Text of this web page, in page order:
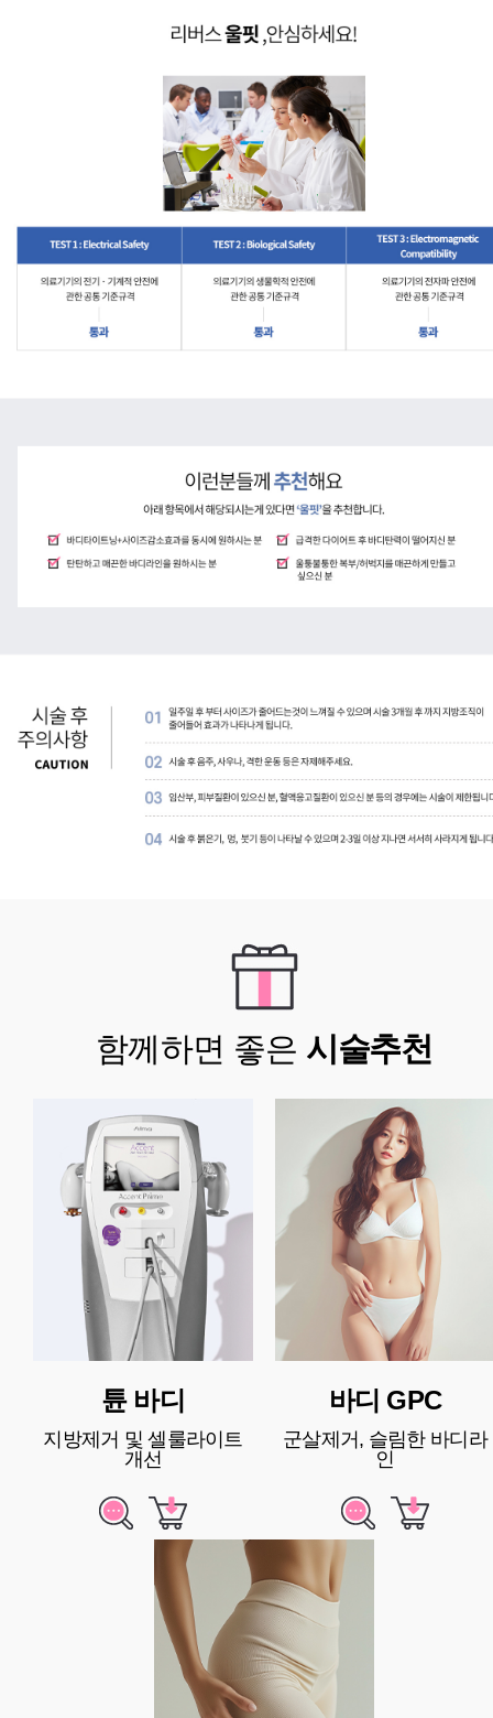
함께하면 좋은 시술추천
튠 바디
지방제거 및 셀룰라이트
개선
바디 GPC
군살제거, 슬림한 바디라
인